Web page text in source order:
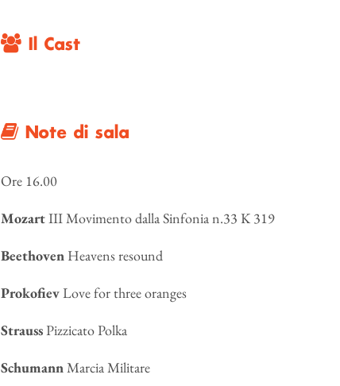
Il Cast
Note di sala
Ore 16.00
MozartIII Movimento dalla Sinfonia n.33 K 319
BeethovenHeavens resound
ProkofievLove for three oranges
StraussPizzicato Polka
SchumannMarcia Militare